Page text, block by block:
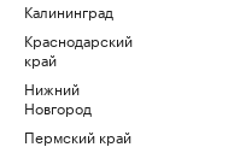
Калининград
Краснодарский
край
Нижний
Новгород
Пермский край